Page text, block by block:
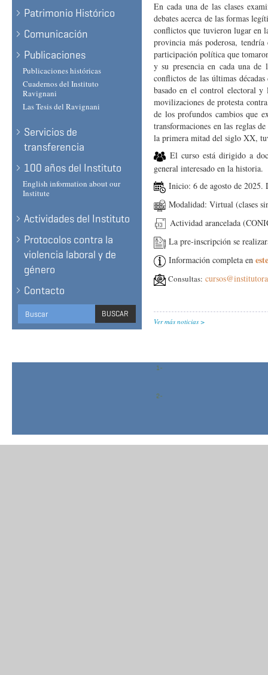
Patrimonio Histórico
Comunicación
Publicaciones
Publicaciones históricas
Cuadernos del Instituto
Ravignani
Las Tesis del Ravignani
Servicios de
transferencia
100 años del Instituto
English information about our
Institute
Actividades del Instituto
Protocolos contra la
violencia laboral y de
género
Contacto
Search
form
BUSCAR
BUSCAR
En cada una de las clases
debates acerca de las formas
conflictos que tuvieron lugar en
provincia más poderosa,
participación política que
y su presencia en cada una de
conflictos de las últimas
basado en el control electoral y
movilizaciones de protesta
de los profundos cambios que
transformaciones en las reglas
la primera mitad del siglo XX,
El curso está dirigido a
general interesado en la historia.
Inicio: 6 de agosto de 2025.
Modalidad: Virtual (clases
Actividad arancelada
La pre-inscripción se
Información completa en
Consultas:
Ver más noticias